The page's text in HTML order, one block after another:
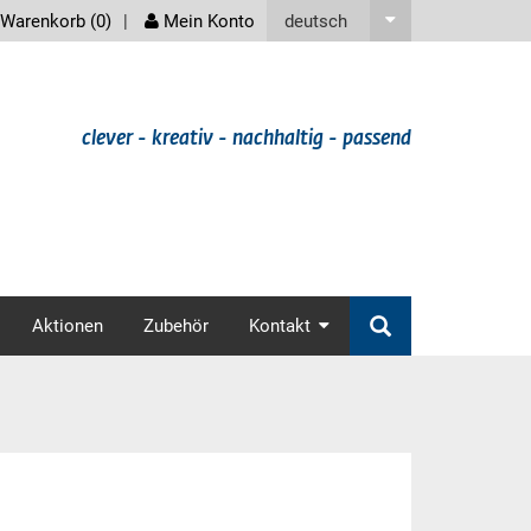
deutsch
Warenkorb (0) Mein Konto
clever - kreativ - nachhaltig - passend
Aktionen Zubehör Kontakt